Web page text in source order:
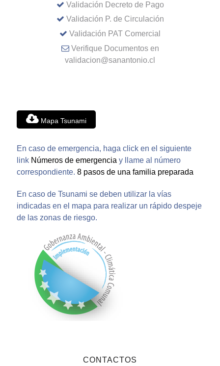
Validación Decreto de Pago
Validación P. de Circulación
Validación PAT Comercial
Verifique Documentos en
validacion@sanantonio.cl
Mapa Tsunami
En caso de emergencia, haga click en el siguiente
link Números de emergencia y llame al número
correspondiente. 8 pasos de una familia preparada
En caso de Tsunami se deben utilizar la vías
indicadas en el mapa para realizar un rápido despeje
de las zonas de riesgo.
CONTACTOS